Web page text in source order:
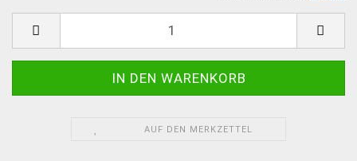
AUF DEN MERKZETTEL